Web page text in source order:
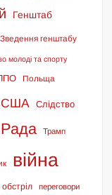
Генштаб
Зведення генштабу
молоді та спорту
Польща
США Слідство
Трамп
війна
обстріл переговори